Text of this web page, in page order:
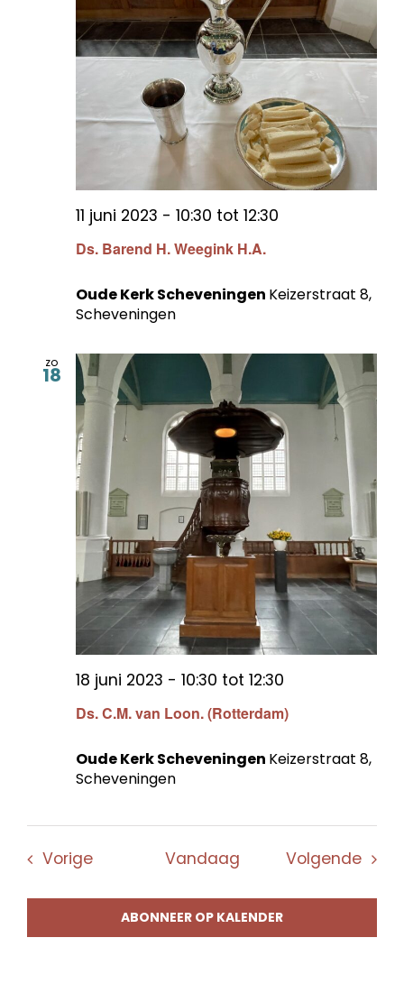
Ds. Barend H. Weegink H.A.
11 juni 2023 - 10:30 tot 12:30
Oude Kerk Scheveningen Keizerstraat 8,
Scheveningen
zo
18
Ds. C.M. van Loon. (Rotterdam)
18 juni 2023 - 10:30 tot 12:30
Oude Kerk Scheveningen Keizerstraat 8,
Scheveningen
VorigeEvenementenVandaag Volgende
ABONNEER OP KALENDER